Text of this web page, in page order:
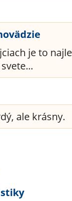
je to
ale krásny.